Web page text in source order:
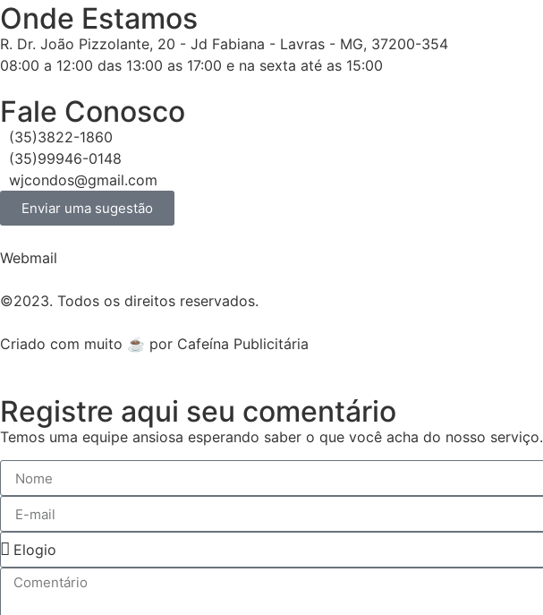
Onde Estamos
R. Dr. João Pizzolante, 20 - Jd Fabiana - Lavras - MG, 37200-354
08:00 a 12:00 das 13:00 as 17:00 e na sexta até as 15:00
Fale Conosco
(35)3822-1860
(35)99946-0148
wjcondos@gmail.com
Enviar uma sugestão
Webmail
©2023. Todos os direitos reservados.
Criado com muito ☕ por Cafeína Publicitária
Registre aqui seu comentário
Temos uma equipe ansiosa esperando saber o que você acha do nosso serviço.